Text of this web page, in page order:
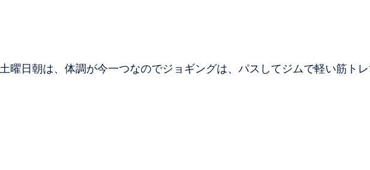
土曜日朝は、体調が今一つなのでジョギングは、パスしてジムで軽い筋ト